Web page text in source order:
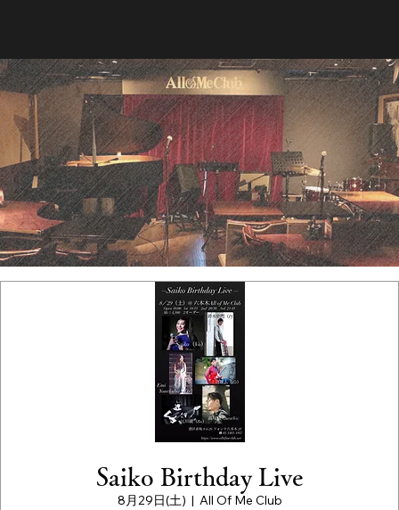
Saiko Birthday Live
8月29日(土)
  |
All Of Me Club